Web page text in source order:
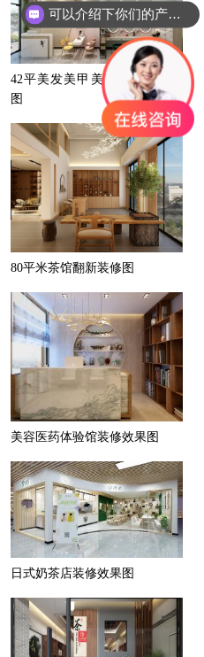
42平美发美甲美容店设计装修
图
80平米茶馆翻新装修图
美容医药体验馆装修效果图
日式奶茶店装修效果图
可以介绍下你们的产品么？